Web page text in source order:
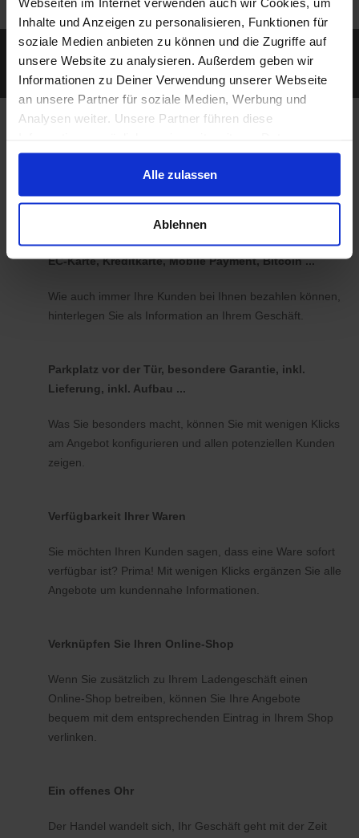
Inhalte und Anzeigen zu personalisieren, Funktionen für
soziale Medien anbieten zu können und die Zugriffe auf
unsere Website zu analysieren. Außerdem geben wir
Informationen zu Deiner Verwendung unserer Webseite
an unsere Partner für soziale Medien, Werbung und
Analysen weiter. Unsere Partner führen diese
zusammen, die Du ihnen bereitgestellt hast oder die sie
im Rahmen Deiner Nutzung der Dienste gesammelt
haben.
Alle zulassen
Ablehnen
Erreichen Sie auch diejenigen Kunden, die mit
ihrem Smartphone unterwegs nach Geschäften
und Produkten in der Nähe suchen.
Bei koomio legen wir
Wert auf Ihre
Individualität
EC-Karte, Kreditkarte, Mobile Payment, Bitcoin ...
Wie auch immer Ihre Kunden bei Ihnen bezahlen können,
hinterlegen Sie als Information an Ihrem Geschäft.
Parkplatz vor der Tür, besondere Garantie, inkl.
Lieferung, inkl. Aufbau ...
Was Sie besonders macht, können Sie mit wenigen Klicks
am Angebot konfigurieren und allen potenziellen Kunden
zeigen.
Verfügbarkeit Ihrer Waren
Sie möchten Ihren Kunden sagen, dass eine Ware sofort
verfügbar ist? Prima! Mit wenigen Klicks ergänzen Sie alle
Angebote um kundennahe Informationen.
Verknüpfen Sie Ihren Online-Shop
Wenn Sie zusätzlich zu Ihrem Ladengeschäft einen
Online-Shop betreiben, können Sie Ihre Angebote
bequem mit dem entsprechenden Eintrag in Ihrem Shop
verlinken.
Ein offenes Ohr
Der Handel wandelt sich, Ihr Geschäft geht mit der Zeit